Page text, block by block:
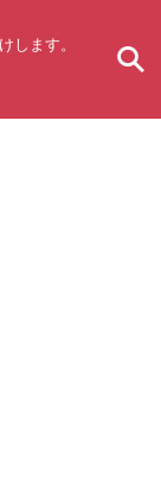
します。